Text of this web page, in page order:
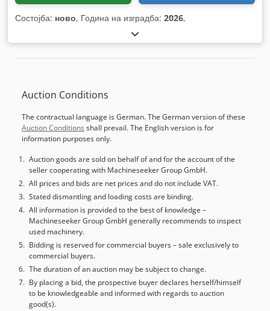
Состојба: ново, Година на изградба: 2026,
Auction Conditions
The contractual language is German. The German version of these
Auction Conditions shall prevail. The English version is for
information purposes only.
Auction goods are sold on behalf of and for the account of the
seller cooperating with Machineseeker Group GmbH.
All prices and bids are net prices and do not include VAT.
Stated dismantling and loading costs are binding.
All information is provided to the best of knowledge –
Machineseeker Group GmbH generally recommends to inspect
used machinery.
Bidding is reserved for commercial buyers – sale exclusively to
commercial buyers.
The duration of an auction may be subject to change.
By placing a bid, the prospective buyer declares herself/himself
to be knowledgeable and informed with regards to auction
good(s).